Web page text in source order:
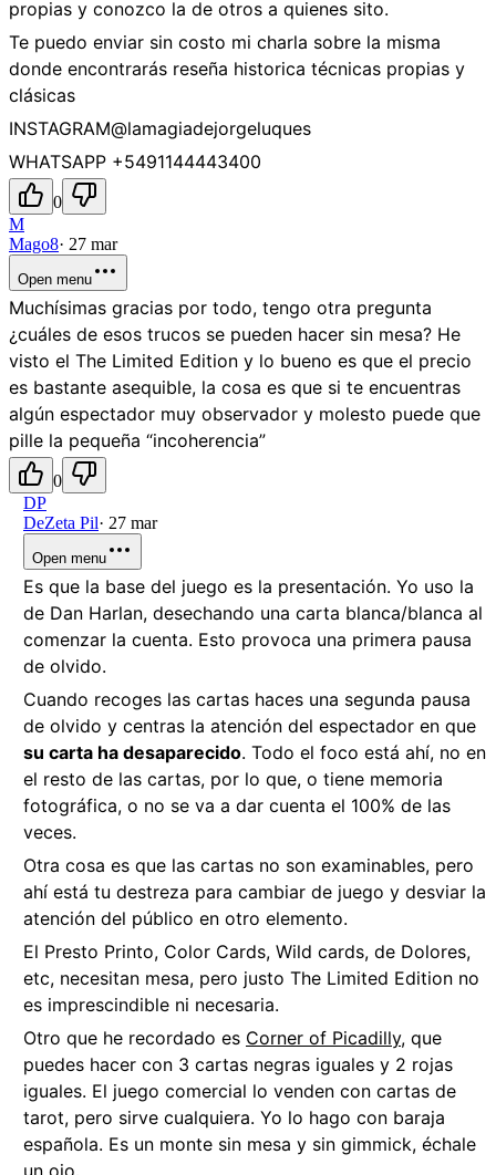
propias y conozco la de otros a quienes sito.
Te puedo enviar sin costo mi charla sobre la misma
donde encontrarás reseña historica técnicas propias y
clásicas
INSTAGRAM@lamagiadejorgeluques
WHATSAPP +5491144443400
0
M
Mago8· 27 mar
Open menu
Muchísimas gracias por todo, tengo otra pregunta
¿cuáles de esos trucos se pueden hacer sin mesa? He
visto el The Limited Edition y lo bueno es que el precio
es bastante asequible, la cosa es que si te encuentras
algún espectador muy observador y molesto puede que
pille la pequeña “incoherencia”
0
DP
DeZeta Pil· 27 mar
Open menu
Es que la base del juego es la presentación. Yo uso la
de Dan Harlan, desechando una carta blanca/blanca al
comenzar la cuenta. Esto provoca una primera pausa
de olvido.
Cuando recoges las cartas haces una segunda pausa
de olvido y centras la atención del espectador en que
su carta ha desaparecido. Todo el foco está ahí, no en
el resto de las cartas, por lo que, o tiene memoria
fotográfica, o no se va a dar cuenta el 100% de las
veces.
Otra cosa es que las cartas no son examinables, pero
ahí está tu destreza para cambiar de juego y desviar la
atención del público en otro elemento.
El Presto Printo, Color Cards, Wild cards, de Dolores,
etc, necesitan mesa, pero justo The Limited Edition no
es imprescindible ni necesaria.
Otro que he recordado es Corner of Picadilly, que
puedes hacer con 3 cartas negras iguales y 2 rojas
iguales. El juego comercial lo venden con cartas de
tarot, pero sirve cualquiera. Yo lo hago con baraja
española. Es un monte sin mesa y sin gimmick, échale
un ojo.